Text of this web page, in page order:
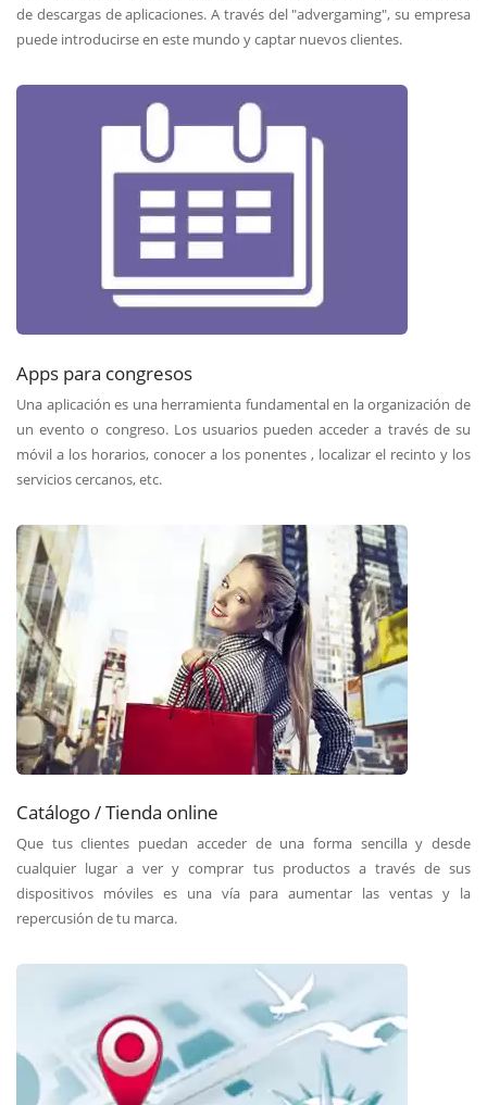
de descargas de aplicaciones. A través del "advergaming", su empresa
puede introducirse en este mundo y captar nuevos clientes.
Apps para congresos
Una aplicación es una herramienta fundamental en la organización de
un evento o congreso. Los usuarios pueden acceder a través de su
móvil a los horarios, conocer a los ponentes , localizar el recinto y los
servicios cercanos, etc.
Catálogo / Tienda online
Que tus clientes puedan acceder de una forma sencilla y desde
cualquier lugar a ver y comprar tus productos a través de sus
dispositivos móviles es una vía para aumentar las ventas y la
repercusión de tu marca.